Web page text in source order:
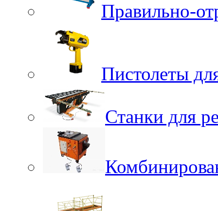
Правильно-
Пистолеты
Станки для